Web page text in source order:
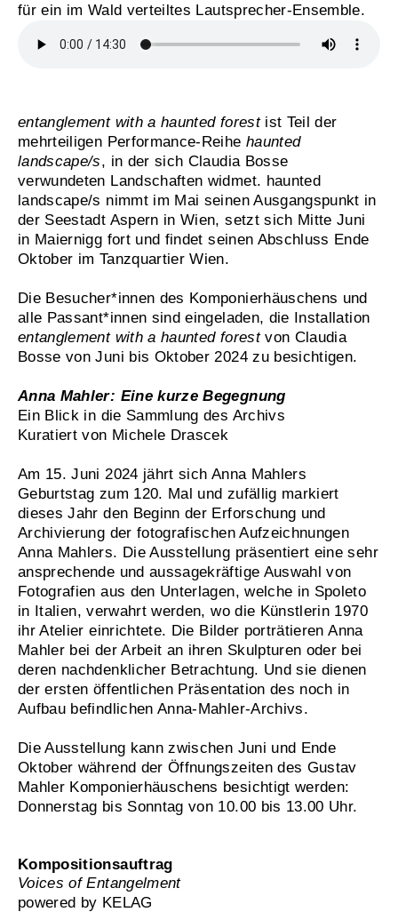
für ein im Wald verteiltes Lautsprecher-Ensemble.
entanglement with a haunted forestist Teil der
mehrteiligen Performance-Reihe haunted
landscape/s, in der sich Claudia Bosse
verwundeten Landschaften widmet. haunted
landscape/s nimmt im Mai seinen Ausgangspunkt in
der Seestadt Aspern in Wien, setzt sich Mitte Juni
in Maiernigg fort und findet seinen Abschluss Ende
Oktober im Tanzquartier Wien.
Die Besucher*innen des Komponierhäuschens und
alle Passant*innen sind eingeladen, die Installation
entanglement with a haunted forestvon Claudia
Bosse von Juni bis Oktober 2024 zu besichtigen.
Anna Mahler: Eine kurze Begegnung
Ein Blick in die Sammlung des Archivs
Kuratiert von Michele Drascek
Am 15. Juni 2024 jährt sich Anna Mahlers
Geburtstag zum 120. Mal und zufällig markiert
dieses Jahr den Beginn der Erforschung und
Archivierung der fotografischen Aufzeichnungen
Anna Mahlers. Die Ausstellung präsentiert eine sehr
ansprechende und aussagekräftige Auswahl von
Fotografien aus den Unterlagen, welche in Spoleto
in Italien, verwahrt werden, wo die Künstlerin 1970
ihr Atelier einrichtete. Die Bilder porträtieren Anna
Mahler bei der Arbeit an ihren Skulpturen oder bei
deren nachdenklicher Betrachtung. Und sie dienen
der ersten öffentlichen Präsentation des noch in
Aufbau befindlichen Anna-Mahler-Archivs.
Die Ausstellung kann zwischen Juni und Ende
Oktober während der Öffnungszeiten des Gustav
Mahler Komponierhäuschens besichtigt werden:
Donnerstag bis Sonntag von 10.00 bis 13.00 Uhr.
Kompositionsauftrag
Voices of Entangelment
powered by KELAG